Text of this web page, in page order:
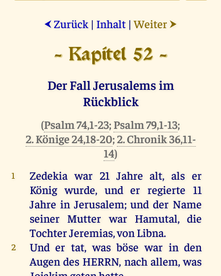
⮜ Zurück | Inhalt |Weiter ⮞
- Kapitel 52 -
Der Fall Jerusalems im
Rückblick
(Psalm 74,1-23; Psalm 79,1-13;
2. Könige 24,18-20;2. Chronik 36,11-
14)
1 Zedekia war21 Jahre alt,als er
König wurde, und er regierte 11
Jahre in Jerusalem;und der Name
seiner Mutter war Hamutal,die
TochterJeremias,vonLibna.
2 Und er tat,was böse war in den
Augen des HERRN, nach allem,was